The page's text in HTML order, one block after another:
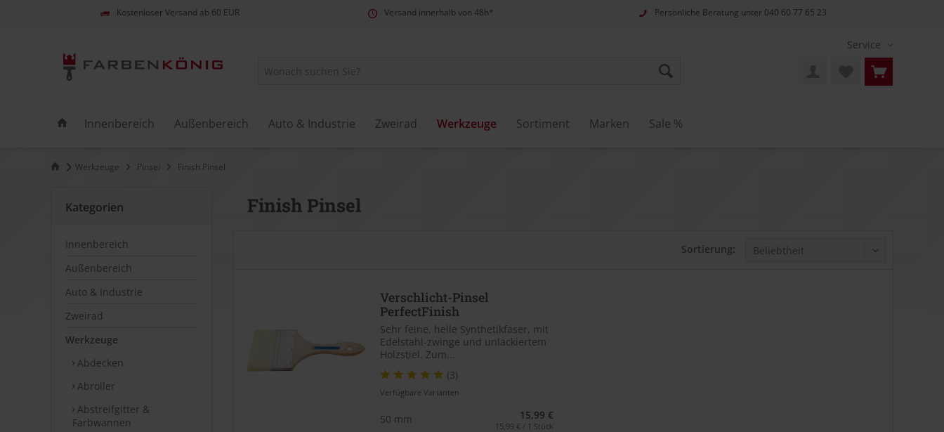
Kostenloser Versand ab 60 EUR Versand innerhalb von 48h* Persönliche Beratung unter 040 60 77 65 23
Service
Innenbereich Außenbereich Auto & Industrie Zweirad Werkzeuge Sortiment Marken Sale %
Werkzeuge Pinsel Finish Pinsel
Kategorien
Innenbereich
Außenbereich
Auto & Industrie
Zweirad
Werkzeuge
Abdecken
Abroller
Abstreifgitter &
Farbwannen
Finish Pinsel
Sortierung:
Verschlicht-Pinsel
PerfectFinish
Sehr feine, helle Synthetikfaser, mit
Edelstahl-zwinge und unlackiertem
Holzstiel. Zum...
(3)
Verfügbare Varianten
50 mm 15,99 €
15,99 € / 1 Stück